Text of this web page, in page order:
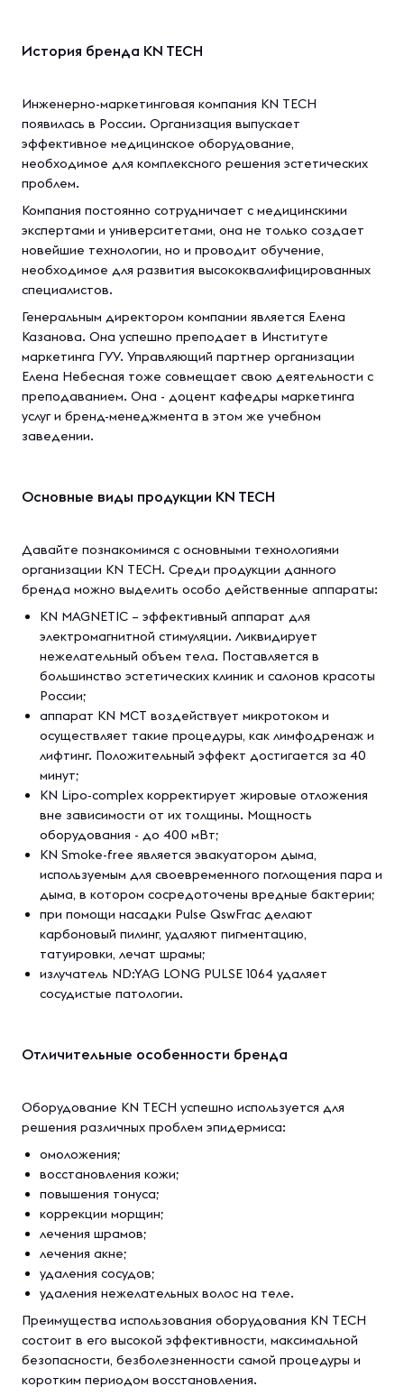
История бренда KN TECH
Инженерно-маркетинговая компания KN TECH
появилась в России. Организация выпускает
эффективное медицинское оборудование,
необходимое для комплексного решения эстетических
проблем.
Компания постоянно сотрудничает с медицинскими
экспертами и университетами, она не только создает
новейшие технологии, но и проводит обучение,
необходимое для развития высококвалифицированных
специалистов.
Генеральным директором компании является Елена
Казанова. Она успешно преподает в Институте
маркетинга ГУУ. Управляющий партнер организации
Елена Небесная тоже совмещает свою деятельности с
преподаванием. Она - доцент кафедры маркетинга
услуг и бренд-менеджмента в этом же учебном
заведении.
Основные виды продукции KN TECH
Давайте познакомимся с основными технологиями
организации KN TECH. Среди продукции данного
бренда можно выделить особо действенные аппараты:
KN MAGNETIC – эффективный аппарат для
электромагнитной стимуляции. Ликвидирует
нежелательный объем тела. Поставляется в
большинство эстетических клиник и салонов красоты
России;
аппарат KN MCT воздействует микротоком и
осуществляет такие процедуры, как лимфодренаж и
лифтинг. Положительный эффект достигается за 40
минут;
KN Lipo-complex корректирует жировые отложения
вне зависимости от их толщины. Мощность
оборудования - до 400 мВт;
KN Smoke-free является эвакуатором дыма,
используемым для своевременного поглощения пара и
дыма, в котором сосредоточены вредные бактерии;
при помощи насадки Pulse QswFrac делают
карбоновый пилинг, удаляют пигментацию,
татуировки, лечат шрамы;
излучатель ND:YAG LONG PULSE 1064 удаляет
сосудистые патологии.
Отличительные особенности бренда
Оборудование KN TECH успешно используется для
решения различных проблем эпидермиса:
омоложения;
восстановления кожи;
повышения тонуса;
коррекции морщин;
лечения шрамов;
лечения акне;
удаления сосудов;
удаления нежелательных волос на теле.
Преимущества использования оборудования KN TECH
состоит в его высокой эффективности, максимальной
безопасности, безболезненности самой процедуры и
коротким периодом восстановления.